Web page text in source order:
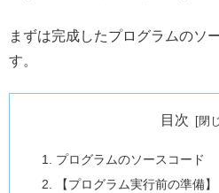
まずは完成したプログラムのソ
す。
目次
プログラムのソースコード
【プログラム実行前の準備】